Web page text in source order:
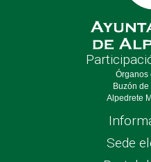
Órganos
Buzón
Alpedrete
Sede